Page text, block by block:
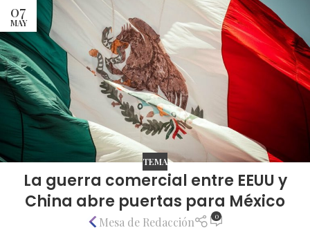
07
MAY
TEMA
La guerra comercial entre EEUU y
China abre puertas para México
Mesa de Redacción 0